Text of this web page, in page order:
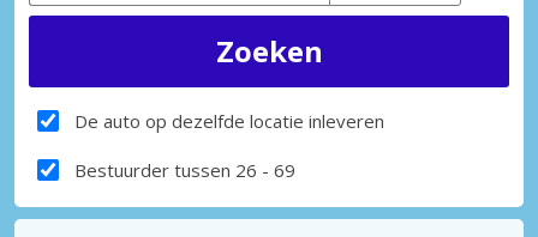
De auto op dezelfde locatie inleveren
Bestuurder tussen 26 - 69